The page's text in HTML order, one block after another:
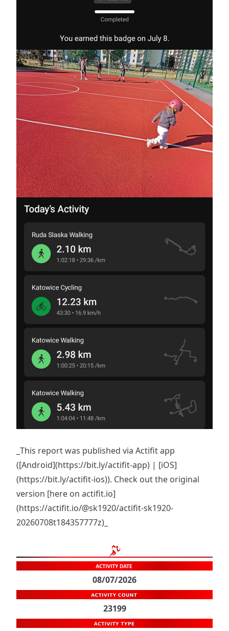
_This report was published via Actifit app
([Android](https://bit.ly/actifit-app) | [iOS]
(https://bit.ly/actifit-ios)). Check out the original
version [here on actifit.io]
(https://actifit.io/@sk1920/actifit-sk1920-
20260708t184357777z)_
08/07/2026
23199